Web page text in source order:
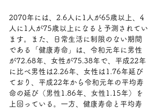
2070年には、2.6人に1人が65歳以上、4
人に1人が75歳以上になると予測されてい
ます。また、日常生活に制限のない期間
である「健康寿命」は、令和元年に男性
が72.68年、女性が75.38年で、平成22年
に比べ男性は2.26年、女性は1.76年延び
ており、平成22年から令和元年の平均寿
命の延び（男性1.86年、女性1.15年）を
上回っている。一方、健康寿命と平均寿